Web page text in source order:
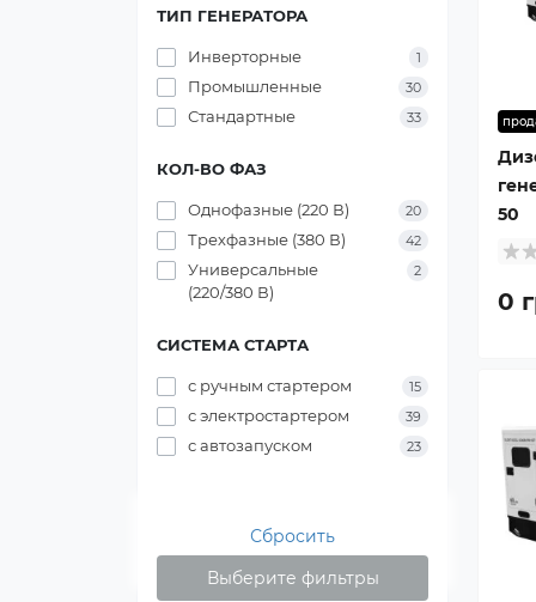
ТИП ГЕНЕРАТОРА
Инверторные 1
Промышленные 30
Стандартные 33
КОЛ-ВО ФАЗ
Однофазные (220 В) 20
Трехфазные (380 В) 42
Универсальные
(220/380 В)
2
СИСТЕМА СТАРТА
с ручным стартером 15
с электростартером 39
с автозапуском 23
Сбросить
Выберите фильтры
50
0